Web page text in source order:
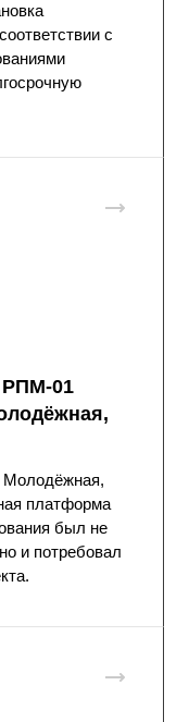
с
01
Молодёжная,
платформа
был не
и потребовал